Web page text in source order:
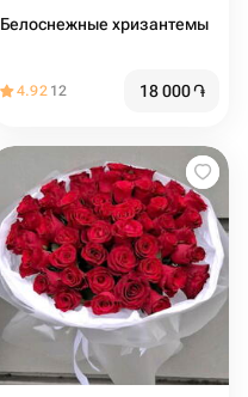
Белоснежные хризантемы
4.92 12 18 000֏